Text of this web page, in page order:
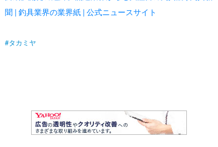
聞 | 釣具業界の業界紙 | 公式ニュースサイト
タカミヤ